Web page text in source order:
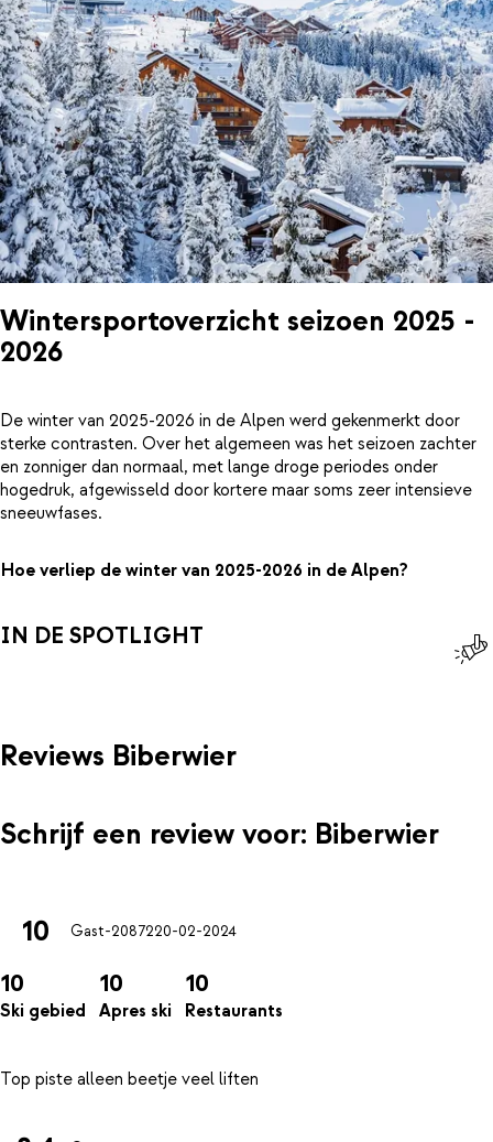
Wintersportoverzicht seizoen 2025 -
2026
De winter van 2025-2026 in de Alpen werd gekenmerkt door
sterke contrasten. Over het algemeen was het seizoen zachter
en zonniger dan normaal, met lange droge periodes onder
hogedruk, afgewisseld door kortere maar soms zeer intensieve
sneeuwfases.
Hoe verliep de winter van 2025-2026 in de Alpen?
IN DE SPOTLIGHT
Reviews Biberwier
Schrijf een review voor: Biberwier
10 Gast-2087220-02-2024
10
Ski gebied
10
Apres ski
10
Restaurants